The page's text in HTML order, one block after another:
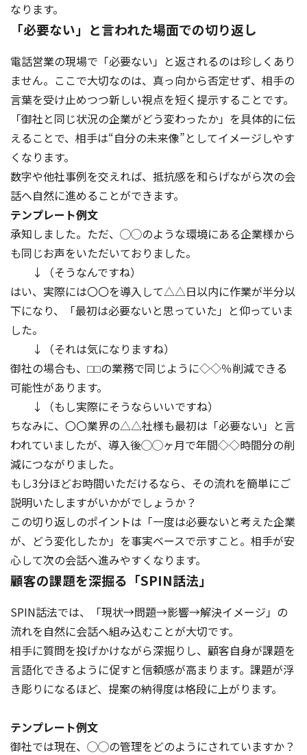
なります。
「必要ない」と言われた場面での切り返し
電話営業の現場で「必要ない」と返されるのは珍しくあり
ません。ここで大切なのは、真っ向から否定せず、相手の
言葉を受け止めつつ新しい視点を短く提示することです。
「御社と同じ状況の企業がどう変わったか」を具体的に伝
えることで、相手は“自分の未来像”としてイメージしやす
くなります。
数字や他社事例を交えれば、抵抗感を和らげながら次の会
話へ自然に進めることができます。
テンプレート例文
承知しました。ただ、◯◯のような環境にある企業様から
も同じお声をいただいておりました。
↓（そうなんですね）
はい、実際には〇〇を導入して△△日以内に作業が半分以
下になり、「最初は必要ないと思っていた」と仰っていま
した。
↓（それは気になりますね）
御社の場合も、⬜︎⬜︎の業務で同じように◇◇％削減できる
可能性があります。
↓（もし実際にそうならいいですね）
ちなみに、〇〇業界の△△社様も最初は「必要ない」と言
われていましたが、導入後◯◯ヶ月で年間◇◇時間分の削
減につながりました。
もし3分ほどお時間いただけるなら、その流れを簡単にご
説明いたしますがいかがでしょうか？
この切り返しのポイントは「一度は必要ないと考えた企業
が、どう変化したか」を事実ベースで示すこと。相手が安
心して次の会話へ進みやすくなります。
顧客の課題を深掘る「SPIN話法」
SPIN話法では、「現状→問題→影響→解決イメージ」の
流れを自然に会話へ組み込むことが大切です。
相手に質問を投げかけながら深掘りし、顧客自身が課題を
言語化できるように促すと信頼感が高まります。課題が浮
き彫りになるほど、提案の納得度は格段に上がります。
テンプレート例文
御社では現在、◯◯の管理をどのようにされていますか？